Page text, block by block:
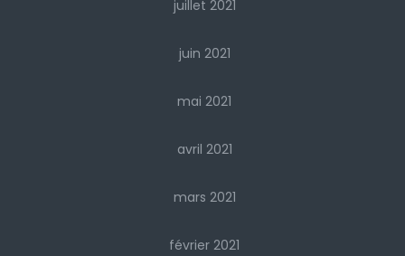
juillet 2021
juin 2021
mai 2021
avril 2021
mars 2021
février 2021